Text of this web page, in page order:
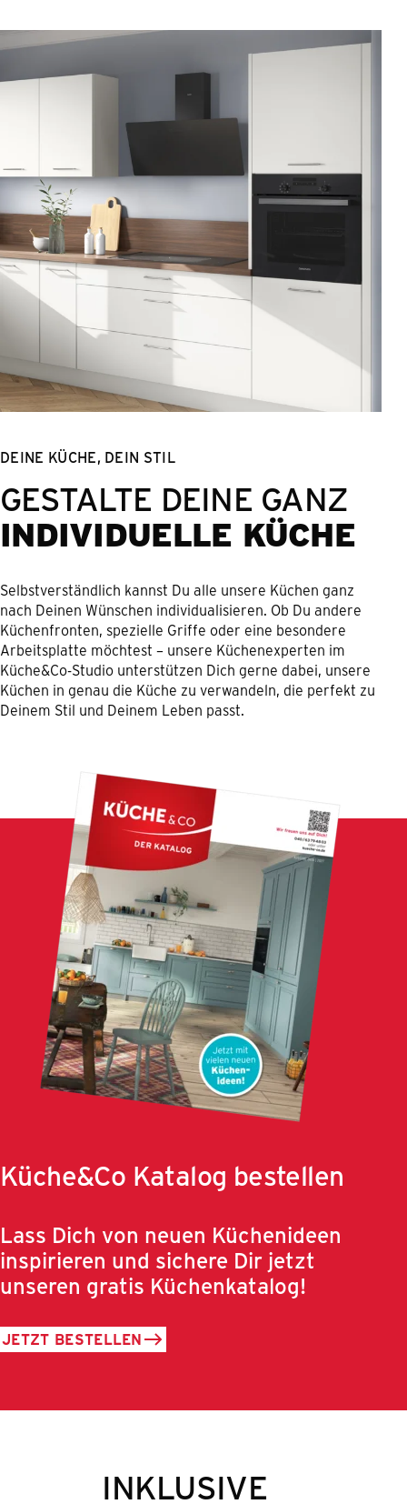
DEINE KÜCHE, DEIN STIL
GESTALTE DEINE GANZ
INDIVIDUELLE KÜCHE
Selbstverständlich kannst Du alle unsere Küchen ganz
nach Deinen Wünschen individualisieren. Ob Du andere
Küchenfronten, spezielle Griffe oder eine besondere
Arbeitsplatte möchtest – unsere Küchenexperten im
Küche&Co-Studio unterstützen Dich gerne dabei, unsere
Küchen in genau die Küche zu verwandeln, die perfekt zu
Deinem Stil und Deinem Leben passt.
Küche&Co Katalog bestellen
Lass Dich von neuen Küchenideen
inspirieren und sichere Dir jetzt
unseren gratis Küchenkatalog!
JETZT BESTELLEN
INKLUSIVE